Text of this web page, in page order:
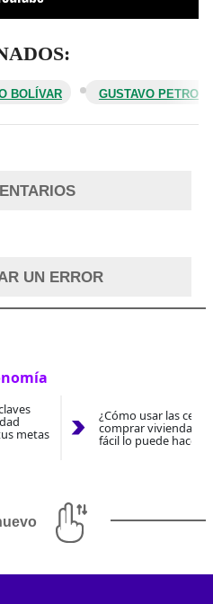
BOLÍVAR GUSTAVO PETRO
UN ERROR
metas
¿Cómo usar las
comprar vivienda
fácil lo puede hacer